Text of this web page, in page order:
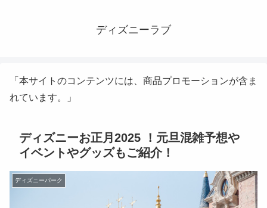
ディズニーラブ
「本サイトのコンテンツには、商品プロモーションが含ま
れています。」
ディズニーお正月2025 ！元旦混雑予想や
イベントやグッズもご紹介！
ディズニーパーク